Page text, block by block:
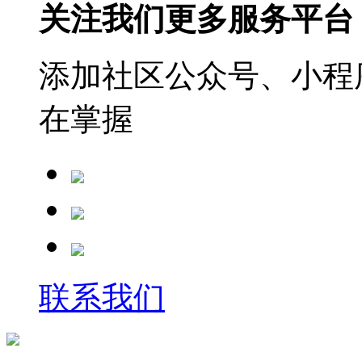
关注我们更多服务平台
添加社区公众号、小
在掌握
联系我们